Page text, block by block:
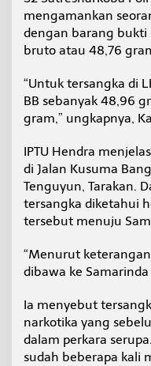
a
i
A
m
D
i
b
n
g
k
a
r
P
i
s
mengamankan
dengan barang bukti
bruto atau 48,76
“Untuk tersangka di
BB sebanyak 48,96
gram,” ungkapnya,
IPTU Hendra
di Jalan Kusuma
Tenguyun, Tarakan.
tersangka diketahui
tersebut menuju
“Menurut
dibawa ke
Ia menyebut
narkotika yang
dalam perkara
sudah beberapa kali